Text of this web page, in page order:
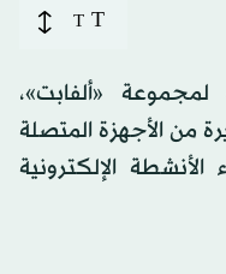
T
T
«ألفابت»،
من الأجهزة المتصلة
الإلكترونية